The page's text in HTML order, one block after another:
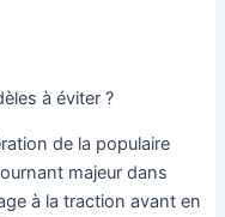
à éviter ?
de la populaire
majeur dans
à la traction avant en